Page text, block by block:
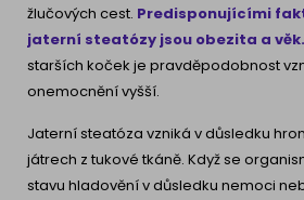
žlučových cest. Predisponujícími
jaterní steatózy jsou obezita a věk.
starších koček je pravděpodobnost
onemocnění vyšší.
Jaterní steatóza vzniká v důsledku
játrech z tukové tkáně. Když se
stavu hladovění v důsledku nemoci